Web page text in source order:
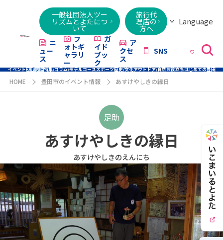
一般社団法人ツー
リズムとよたにつ
いて
旅行代
理店の
方へ
Language
Việt
ニ
ュー
ス
フ
ォトギ
ャラリ
ー
ガ
イド
ブッ
ク
ア
クセ
ス
SNS
イベントスポット特集/コラム/モデルコーススポーツ歴史/文化アウトドア/自然お役立ちはじめての豊田
HOME 豊田市のイベント情報 あすけやしきの縁日
足助
あすけやしきの縁日
あすけやしきのえんにち